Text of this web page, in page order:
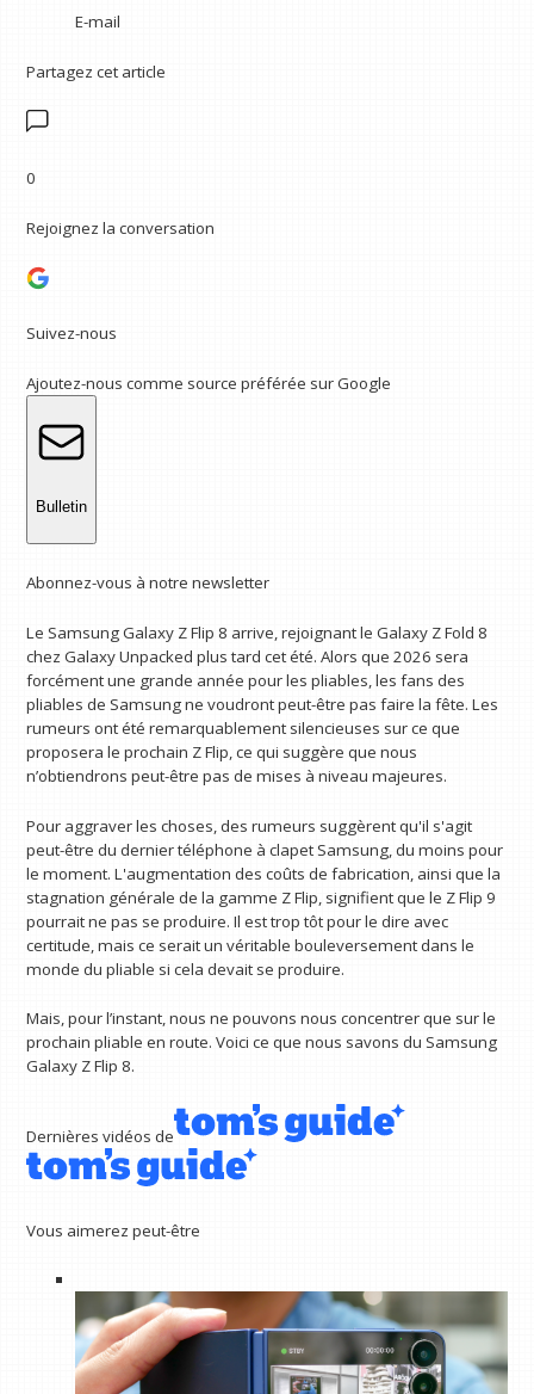
E-mail
Partagez cet article
0
Rejoignez la conversation
Suivez-nous
Ajoutez-nous comme source préférée sur Google
Bulletin
Abonnez-vous à notre newsletter
Le Samsung Galaxy Z Flip 8 arrive, rejoignant le Galaxy Z Fold 8
chez Galaxy Unpacked plus tard cet été. Alors que 2026 sera
forcément une grande année pour les pliables, les fans des
pliables de Samsung ne voudront peut-être pas faire la fête. Les
rumeurs ont été remarquablement silencieuses sur ce que
proposera le prochain Z Flip, ce qui suggère que nous
n’obtiendrons peut-être pas de mises à niveau majeures.
Pour aggraver les choses, des rumeurs suggèrent qu'il s'agit
peut-être du dernier téléphone à clapet Samsung, du moins pour
le moment. L'augmentation des coûts de fabrication, ainsi que la
stagnation générale de la gamme Z Flip, signifient que le Z Flip 9
pourrait ne pas se produire. Il est trop tôt pour le dire avec
certitude, mais ce serait un véritable bouleversement dans le
monde du pliable si cela devait se produire.
Mais, pour l’instant, nous ne pouvons nous concentrer que sur le
prochain pliable en route. Voici ce que nous savons du Samsung
Galaxy Z Flip 8.
Dernières vidéos de
Vous aimerez peut-être